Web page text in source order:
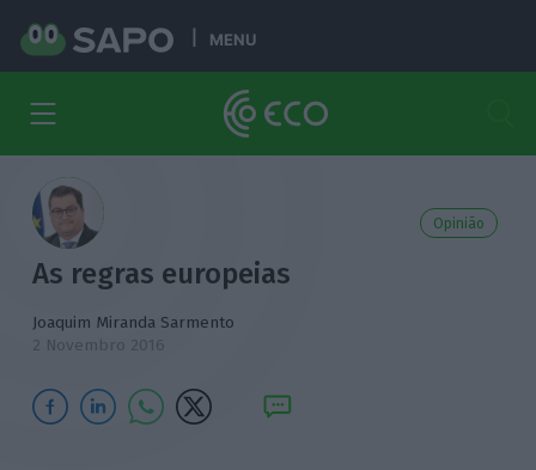
MENU
Opinião
As regras europeias
Joaquim Miranda Sarmento
2 Novembro 2016